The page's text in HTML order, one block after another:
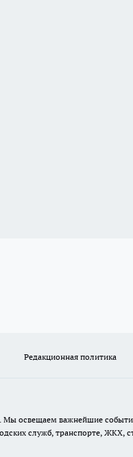
Редакционная политика
освещаем важнейшие
служб, транспорте, ЖКХ,